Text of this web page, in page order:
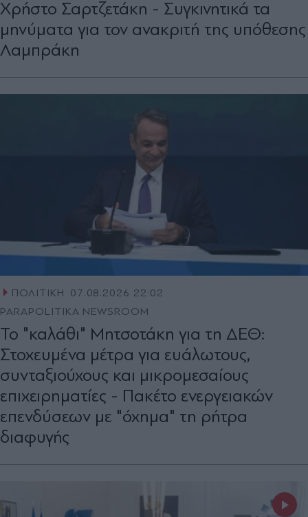
Χρήστο Σαρτζετάκη - Συγκινητικά τα
μηνύματα για τον ανακριτή της υπόθεσης
Λαμπράκη
ΠΟΛΙΤΙΚΗ
07.08.2026 22:02
PARAPOLITIKA NEWSROOM
Το "καλάθι" Μητσοτάκη για τη ΔΕΘ:
Στοχευμένα μέτρα για ευάλωτους,
συνταξιούχους και μικρομεσαίους
επιχειρηματίες - Πακέτο ενεργειακών
επενδύσεων με "όχημα" τη ρήτρα
διαφυγής